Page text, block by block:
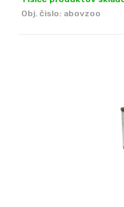
Obj. čislo: abovzoo